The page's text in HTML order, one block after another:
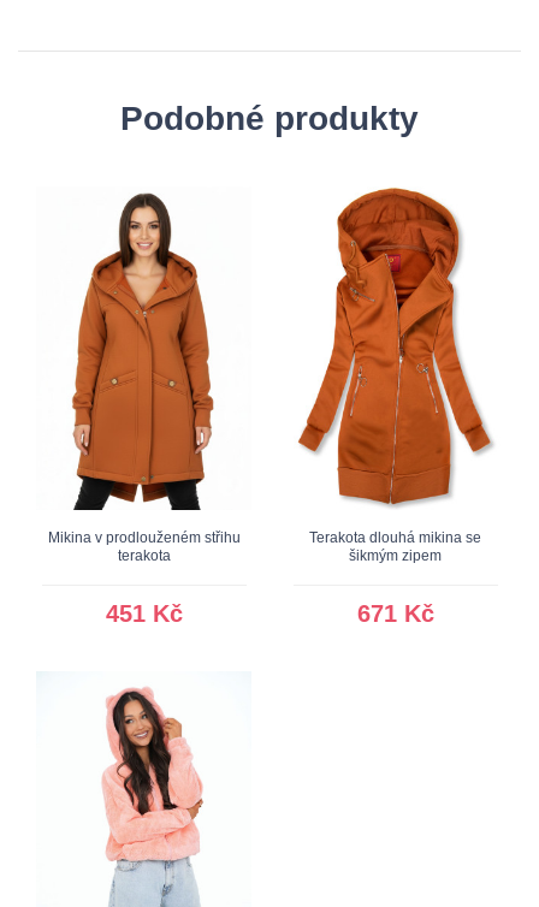
Podobné produkty
Mikina v prodlouženém střihu
terakota
451 Kč
Terakota dlouhá mikina se
šikmým zipem
671 Kč